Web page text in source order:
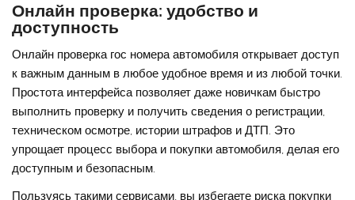
Онлайн проверка: удобство и
доступность
Онлайн проверка гос номера автомобиля открывает доступ
к важным данным в любое удобное время и из любой точки.
Простота интерфейса позволяет даже новичкам быстро
выполнить проверку и получить сведения о регистрации,
техническом осмотре, истории штрафов и ДТП. Это
упрощает процесс выбора и покупки автомобиля, делая его
доступным и безопасным.
Пользуясь такими сервисами, вы избегаете риска покупки